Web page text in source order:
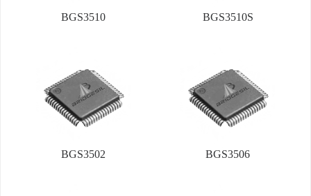
BGS3510 BGS3510S
BGS3502 BGS3506